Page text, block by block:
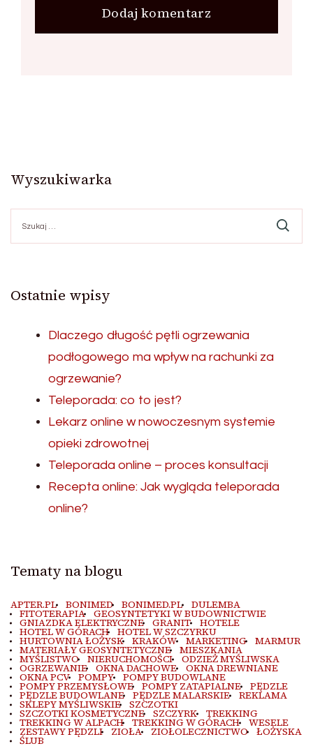
Wyszukiwarka
Ostatnie wpisy
Dlaczego długość pętli ogrzewania
podłogowego ma wpływ na rachunki za
ogrzewanie?
Teleporada: co to jest?
Lekarz online w nowoczesnym systemie
opieki zdrowotnej
Teleporada online – proces konsultacji
Recepta online: Jak wygląda teleporada
online?
Tematy na blogu
APTER.PL BONIMED BONIMED.PL DULEMBA
FITOTERAPIA GEOSYNTETYKI W BUDOWNICTWIE
GNIAZDKA ELEKTRYCZNE GRANIT HOTELE
HOTEL W GÓRACH HOTEL W SZCZYRKU
HURTOWNIA ŁOŻYSK KRAKÓW MARKETING MARMUR
MATERIAŁY GEOSYNTETYCZNE MIESZKANIA
MYŚLISTWO NIERUCHOMOŚCI ODZIEŻ MYŚLIWSKA
OGRZEWANIE OKNA DACHOWE OKNA DREWNIANE
OKNA PCV POMPY POMPY BUDOWLANE
POMPY PRZEMYSŁOWE POMPY ZATAPIALNE PĘDZLE
PĘDZLE BUDOWLANE PĘDZLE MALARSKIE REKLAMA
SKLEPY MYŚLIWSKIE SZCZOTKI
SZCZOTKI KOSMETYCZNE SZCZYRK TREKKING
TREKKING W ALPACH TREKKING W GÓRACH WESELE
ZESTAWY PĘDZLI ZIOŁA ZIOŁOLECZNICTWO ŁOŻYSKA
ŚLUB